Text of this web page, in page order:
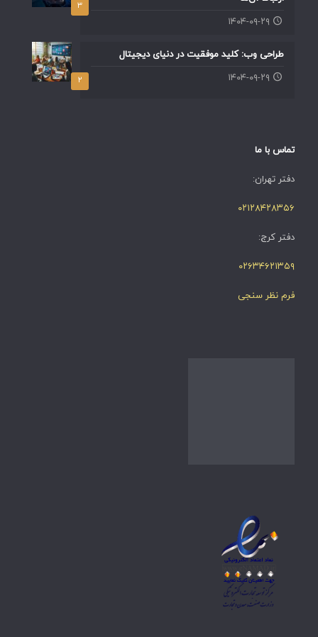
۳
۱۴۰۴-۰۹-۲۹
۲
طراحی وب: کلید موفقیت در دنیای دیجیتال
۱۴۰۴-۰۹-۲۹
تماس با ما
دفتر تهران:
۰۲۱۲۸۴۲۸۳۵۶
دفتر کرج:
۰۲۶۳۴۶۲۱۳۵۹
فرم نظر سنجی